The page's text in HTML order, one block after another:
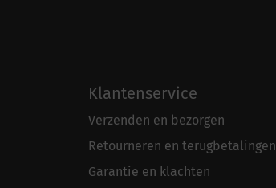
Klantenservice
Verzenden en bezorgen
Retourneren en terugbetalingen
Garantie en klachten